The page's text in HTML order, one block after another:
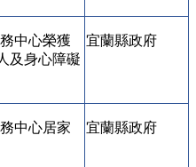
中心榮獲
及身心障礙
宜蘭縣政府
中心居家
宜蘭縣政府